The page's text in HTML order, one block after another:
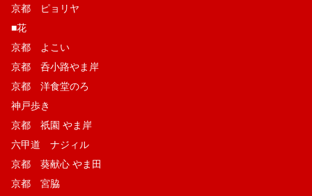
京都 ピョリヤ
■花
京都 よこい
京都 呑小路やま岸
京都 洋食堂のろ
神戸歩き
京都 祇園 やま岸
六甲道 ナジィル
京都 葵献心 やま田
京都 宮脇